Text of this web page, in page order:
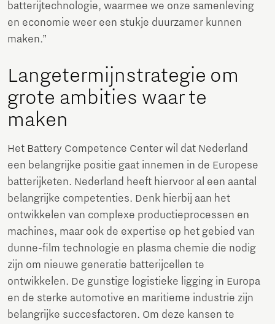
batterijtechnologie, waarmee we onze samenleving
en economie weer een stukje duurzamer kunnen
maken.”
Langetermijnstrategie om
grote ambities waar te
maken
Het Battery Competence Center wil dat Nederland
een belangrijke positie gaat innemen in de Europese
batterijketen. Nederland heeft hiervoor al een aantal
belangrijke competenties. Denk hierbij aan het
ontwikkelen van complexe productieprocessen en
machines, maar ook de expertise op het gebied van
dunne-film technologie en plasma chemie die nodig
zijn om nieuwe generatie batterijcellen te
ontwikkelen. De gunstige logistieke ligging in Europa
en de sterke automotive en maritieme industrie zijn
belangrijke succesfactoren. Om deze kansen te